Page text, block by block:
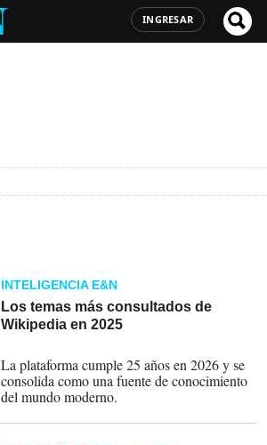
INGRESAR
INTELIGENCIA E&N
Los temas más consultados de
Wikipedia en 2025
La plataforma cumple 25 años en 2026 y se
consolida como una fuente de conocimiento
del mundo moderno.